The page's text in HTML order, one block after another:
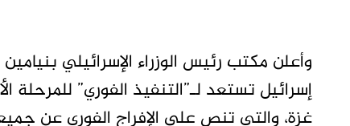
وأعلن مكتب رئيس الوزراء الإسرائيلي
إسرائيل تستعد لـ”التنفيذ الفوري”
غزة، والتي تنص على الإفراج الفوري عن